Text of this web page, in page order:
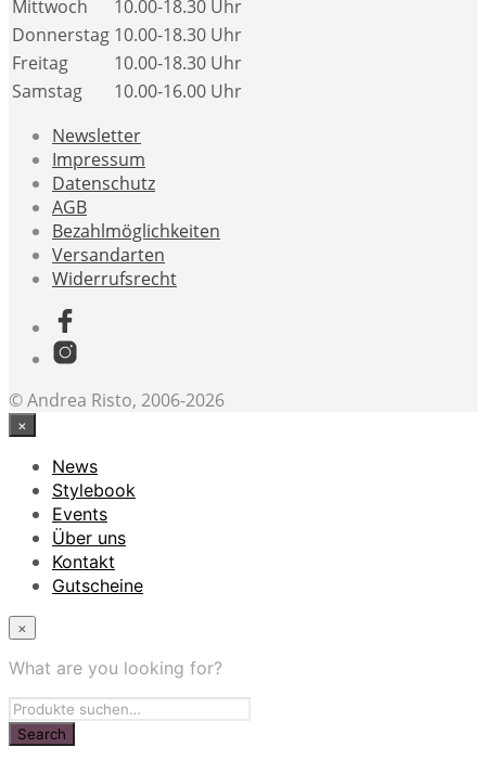
Mittwoch
10.00-18.30 Uhr
Donnerstag 10.00-18.30 Uhr
Freitag
10.00-18.30 Uhr
Samstag
10.00-16.00 Uhr
Newsletter
Impressum
Datenschutz
AGB
Bezahlmöglichkeiten
Versandarten
Widerrufsrecht
© Andrea Risto, 2006-2026
×
News
Stylebook
Events
Über uns
Kontakt
Gutscheine
×
What are you looking for?